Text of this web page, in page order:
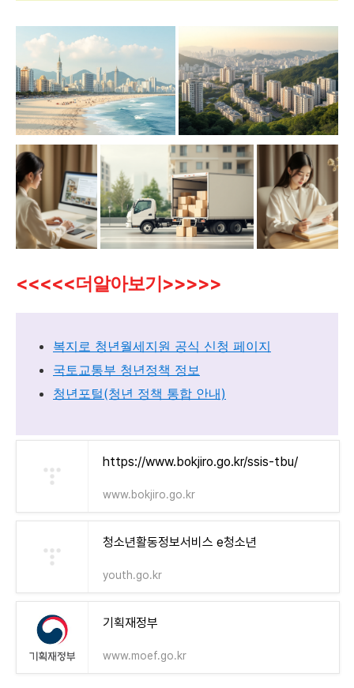
<<<<<더알아보기>>>>>
복지로 청년월세지원 공식 신청 페이지
국토교통부 청년정책 정보
청년포털(청년 정책 통합 안내)
https://www.bokjiro.go.kr/ssis-tbu/
www.bokjiro.go.kr
청소년활동정보서비스 e청소년
youth.go.kr
기획재정부
www.moef.go.kr